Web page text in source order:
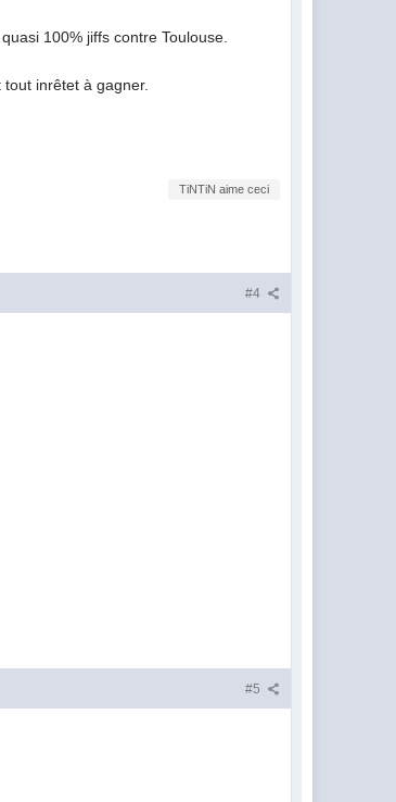
100% jiffs contre Toulouse.
inrêtet à gagner.
TiNTiN aime ceci
#4
#5